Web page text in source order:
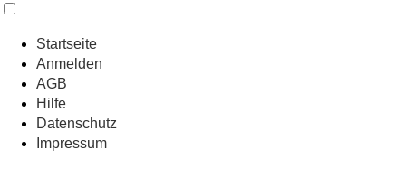
Startseite
Anmelden
AGB
Hilfe
Datenschutz
Impressum